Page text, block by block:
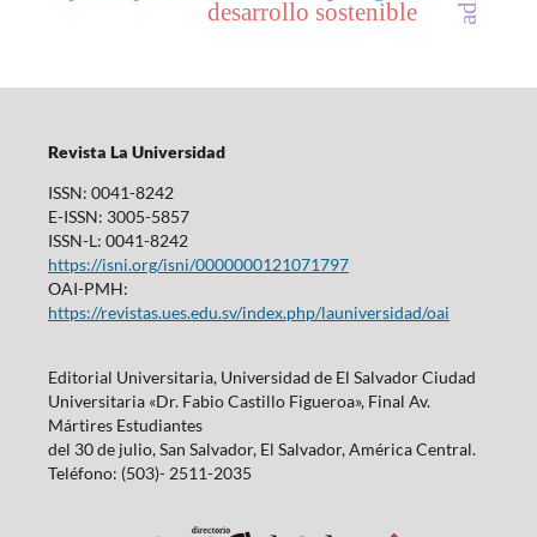
desarrollo sostenible
Revista La Universidad
ISSN: 0041-8242
E-ISSN: 3005-5857
ISSN-L: 0041-8242
https://isni.org/isni/0000000121071797
OAI-PMH:
https://revistas.ues.edu.sv/index.php/launiversidad/oai
Editorial Universitaria, Universidad de El Salvador Ciudad
Universitaria «Dr. Fabio Castillo Figueroa», Final Av.
Mártires Estudiantes
del 30 de julio, San Salvador, El Salvador, América Central.
Teléfono: (503)- 2511-2035